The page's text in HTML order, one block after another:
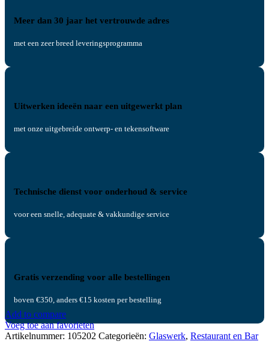
Meer dan 30 jaar het vertrouwde adres
met een zeer breed leveringsprogramma
Uitwerken ideeën naar een uitgewerkt plan
met onze uitgebreide ontwerp- en tekensoftware
Technische dienst voor onderhoud & service
voor een snelle, adequate & vakkundige service
Gratis verzending voor alle bestellingen
boven €350, anders €15 kosten per bestelling
Add to compare
Voeg toe aan favorieten
Artikelnummer: 105202 Categorieën: Glaswerk, Restaurant en Bar